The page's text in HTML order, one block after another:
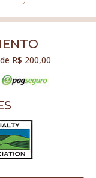
R$ 200,00